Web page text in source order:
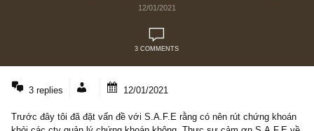
Có nên tự quản lý chứng khoán hay
3 replies 12/01/2021